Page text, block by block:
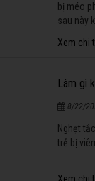
bị méo
sau này
Xem chi
Làm gì
8/22/
Nghẹt
trẻ bị